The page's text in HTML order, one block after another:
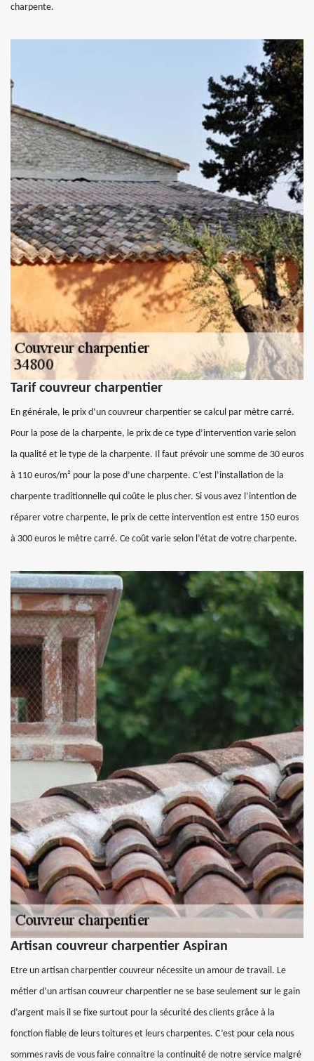
charpente.
Tarif couvreur charpentier
En générale, le prix d’un couvreur charpentier se calcul par mètre carré.
Pour la pose de la charpente, le prix de ce type d’intervention varie selon
la qualité et le type de la charpente. Il faut prévoir une somme de 30 euros
à 110 euros/m² pour la pose d’une charpente. C’est l’installation de la
charpente traditionnelle qui coûte le plus cher. Si vous avez l’intention de
réparer votre charpente, le prix de cette intervention est entre 150 euros
à 300 euros le mètre carré. Ce coût varie selon l’état de votre charpente.
Artisan couvreur charpentier Aspiran
Etre un artisan charpentier couvreur nécessite un amour de travail. Le
métier d’un artisan couvreur charpentier ne se base seulement sur le gain
d’argent mais il se fixe surtout pour la sécurité des clients grâce à la
fonction fiable de leurs toitures et leurs charpentes. C’est pour cela nous
sommes ravis de vous faire connaitre la continuité de notre service malgré